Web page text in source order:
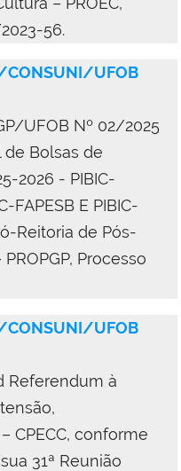
56.
CONSUNI/UFOB
UFOB Nº 02/2025
de Bolsas de
2026 - PIBIC-
FAPESB E PIBIC-
Reitoria de Pós-
Processo
CONSUNI/UFOB
Referendum à
CPECC, conforme
31ª Reunião